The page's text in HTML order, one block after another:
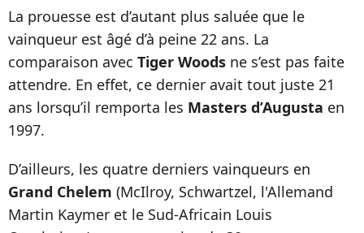
La prouesse est d’autant plus saluée que le
vainqueur est âgé d’à peine 22 ans. La
comparaison avec Tiger Woods ne s’est pas faite
attendre. En effet, ce dernier avait tout juste 21
ans lorsqu’il remporta les Masters d’Augusta en
1997.
D’ailleurs, les quatre derniers vainqueurs en
Grand Chelem (McIlroy, Schwartzel, l'Allemand
Martin Kaymer et le Sud-Africain Louis